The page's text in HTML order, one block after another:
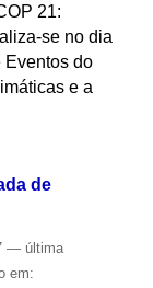
21:
se no dia
Eventos do
e a
de
— última
em: